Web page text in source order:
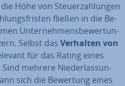
Höhe von Steu­er­zah­lun­gen
fließen in die Be­
Un­ter­neh­mens­be­wer­tun­
Selbst das Verhalten von
für das Rating eines
mehrere Nie­der­las­sun­
sich die Bewertung eines